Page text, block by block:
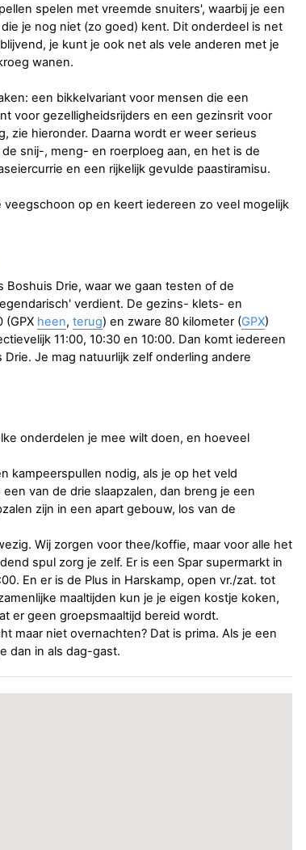
spelen met vreemde snuiters', waarbij je een
je nog niet (zo goed) kent. Dit onderdeel is net
je kunt je ook net als vele anderen met je
wanen.
een bikkelvariant voor mensen die een
voor gezelligheidsrijders en een gezinsrit voor
zie hieronder. Daarna wordt er weer serieus
snij-, meng- en roerploeg aan, en het is de
en een rijkelijk gevulde paastiramisu.
op en keert iedereen zo veel mogelijk
Boshuis Drie, waar we gaan testen of de
verdient. De gezins- klets- en
(GPX heen, terug) en zware 80 kilometer (GPX)
11:00, 10:30 en 10:00. Dan komt iedereen
Je mag natuurlijk zelf onderling andere
onderdelen je mee wilt doen, en hoeveel
kampeerspullen nodig, als je op het veld
van de drie slaapzalen, dan breng je een
zijn in een apart gebouw, los van de
Wij zorgen voor thee/koffie, maar voor alle het
spul zorg je zelf. Er is een Spar supermarkt in
En er is de Plus in Harskamp, open vr./zat. tot
maaltijden kun je je eigen kostje koken,
er geen groepsmaaltijd bereid wordt.
maar niet overnachten? Dat is prima. Als je een
dan in als dag-gast.